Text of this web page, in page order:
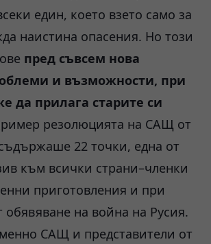
един, което взето само за
наистина опасения. Но този
пред съвсем нова
и възможности, при
да прилага старите си
резолюцията на САЩ от
22 точки, една от
към всички страни–членки
приготовления и при
обявяване на война на Русия.
САЩ и представители от